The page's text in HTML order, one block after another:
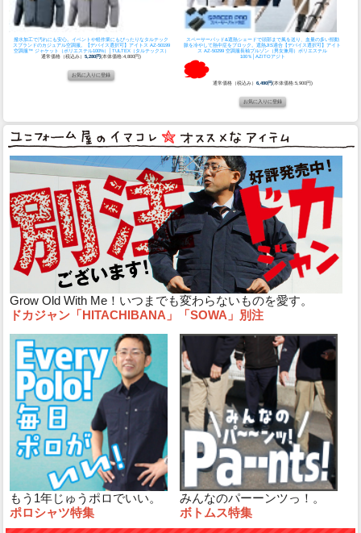
撥水加工で汚れにも安心。イベントや軽作業にもぴったりなタルテック
スブランドのカジュアル空調服。
【デバイス選択可】アイトス AZ-50199
空調服™ ジャケット（ポリエステル100%）│TULTEX（タルテックス）
通常価格（税込み）5,280円(本体価格:4,800円)
スペーサーパッド&遮熱シェードで頭部まで風を送り、血量の多い頸動
脈を冷やして熱中症をブロック。遮熱JIS適合 【デバイス選択可】アイト
ス AZ-50299 空調服長袖ブルゾン（男女兼用）ポリエステル
100％│AZITOアジト
通常価格（税込み） 6,490円(本体価格:5,900円)
Grow Old With Me！いつまでも変わらないものを愛す。
ドカジャン「HITACHIBANA」「SOWA」別注
もう1年じゅうポロでいい。
ポロシャツ特集
みんなのパーーンツっ！。
ボトムス特集